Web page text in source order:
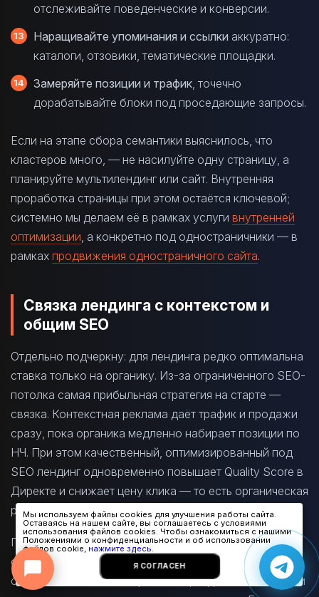
отслеживайте поведенческие и конверсии.
Наращивайте упоминания и ссылки аккуратно:
каталоги, отзовики, тематические площадки.
Замеряйте позиции и трафик , точечно
дорабатывайте блоки под проседающие запросы.
Если на этапе сбора семантики выяснилось, что
кластеров много, — не насилуйте одну страницу, а
планируйте мультилендинг или сайт. Внутренняя
проработка страницы при этом остаётся ключевой;
системно мы делаем её в рамках услуги внутренней
оптимизации , а конкретно под одностраничники — в
рамках продвижения одностраничного сайта.
Связка лендинга с контекстом и
общим SEO
Отдельно подчеркну: для лендинга редко оптимальна
ставка только на органику. Из-за ограниченного SEO-
потолка самая прибыльная стратегия на старте —
связка. Контекстная реклама даёт трафик и продажи
сразу, пока органика медленно набирает позиции по
НЧ. При этом качественный, оптимизированный под
SEO лендинг одновременно повышает Quality Score в
Директе и снижает цену клика — то есть органическая
работа окупается и в платном канале.
Параллельно лендинг хорошо работает как часть
общей SEO-экосистемы бизнеса: даже если
основной сайт многостраничный, отдельные лендинги
Мы используем файлы cookies для улучшения работы сайта.
Оставаясь на нашем сайте, вы соглашаетесь с условиями
использования файлов cookies. Чтобы ознакомиться с нашими
Положениями о конфиденциальности и об использовании
файлов cookie, нажмите здесь.
Я СОГЛАСЕН
● онлайн